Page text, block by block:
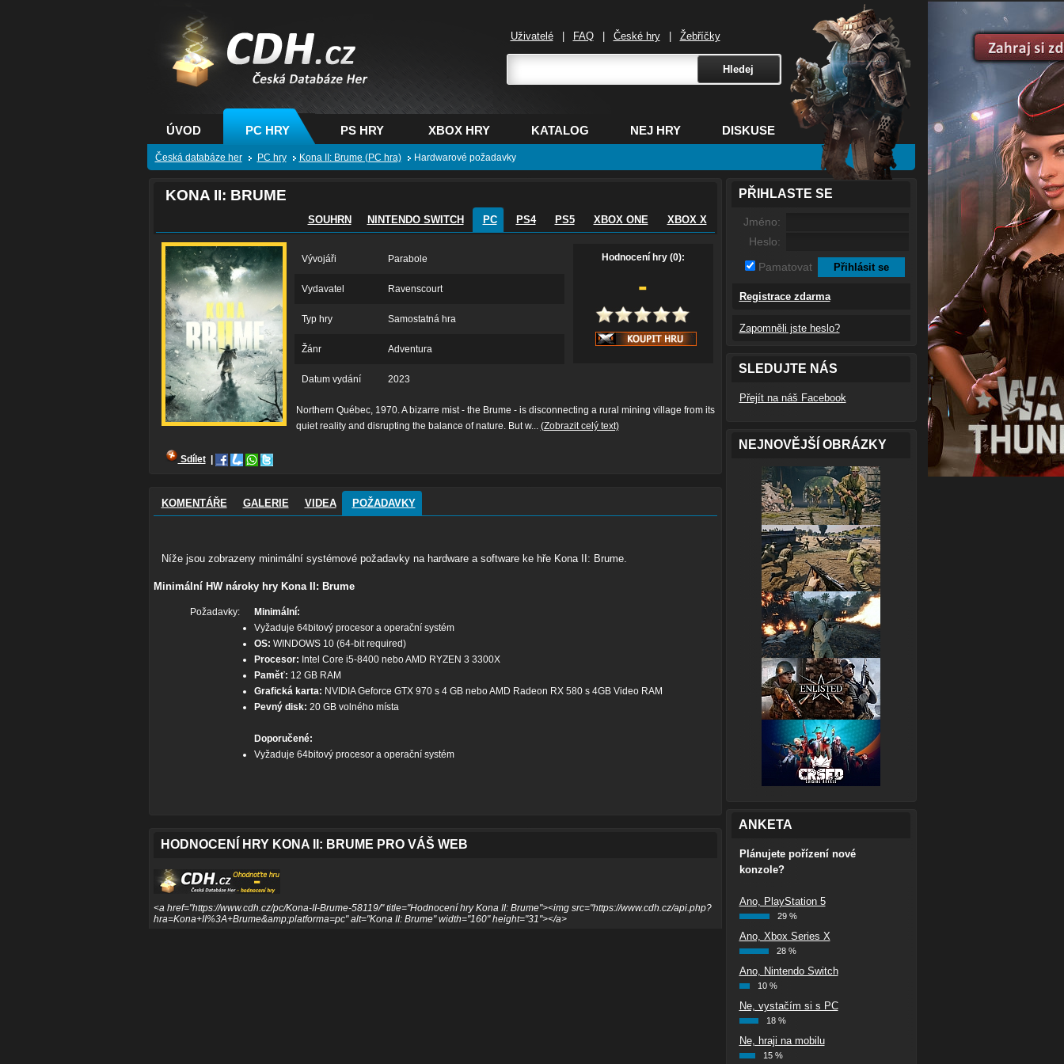
CDH.cz - hry na PC,
PS, XBOX - Česká
databáze her
Uživatelé FAQ České hry Žebříčky
ÚVOD PC HRY PS HRY XBOX HRY KATALOG NEJ HRY DISKUSE
Česká databáze her PC hry Kona II: Brume (PC hra) Hardwarové požadavky
KONA II: BRUME
SOUHRN NINTENDO SWITCH PC PS4 PS5 XBOX ONE XBOX X
Vývojáři Parabole
Vydavatel Ravenscourt
Typ hry Samostatná hra
Žánr Adventura
Datum vydání 2023
Hodnocení hry (0):
-
Northern Québec, 1970. A bizarre mist - the Brume - is disconnecting a rural mining village from its
quiet reality and disrupting the balance of nature. But w... (Zobrazit celý text)
Sdílet
KOMENTÁŘE GALERIE VIDEA POŽADAVKY
Níže jsou zobrazeny minimální systémové požadavky na hardware a software ke hře Kona II: Brume.
Minimální HW nároky hry Kona II: Brume
Požadavky:
Minimální:
Vyžaduje 64bitový procesor a operační systém
OS: WINDOWS 10 (64-bit required)
Procesor: Intel Core i5-8400 nebo AMD RYZEN 3 3300X
Paměť: 12 GB RAM
Grafická karta: NVIDIA Geforce GTX 970 s 4 GB nebo AMD Radeon RX 580 s 4GB Video RAM
Pevný disk: 20 GB volného místa
Doporučené:
Vyžaduje 64bitový procesor a operační systém
HODNOCENÍ HRY KONA II: BRUME PRO VÁŠ WEB
<a href="https://www.cdh.cz/pc/Kona-II-Brume-58119/" title="Hodnocení hry Kona II: Brume"><img src="https://www.cdh.cz/api.php?
hra=Kona+II%3A+Brume&amp;platforma=pc" alt="Kona II: Brume" width="160" height="31"></a>
PŘIHLASTE SE
Jméno:
Heslo:
Pamatovat
Registrace zdarma
Zapomněli jste heslo?
SLEDUJTE NÁS
Přejít na náš Facebook
NEJNOVĚJŠÍ OBRÁZKY
ANKETA
Plánujete pořízení nové
konzole?
Ano, PlayStation 5
29 %
Ano, Xbox Series X
28 %
Ano, Nintendo Switch
10 %
Ne, vystačím si s PC
18 %
Ne, hraji na mobilu
15 %